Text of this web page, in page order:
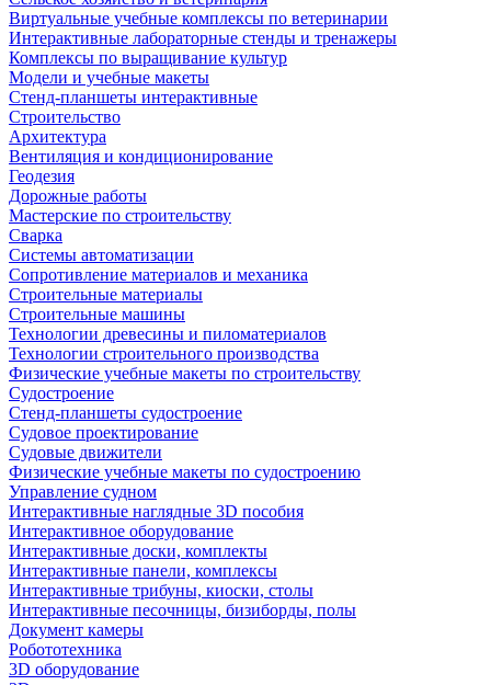
Виртуальные учебные комплексы по ветеринарии
Интерактивные лабораторные стенды и тренажеры
Комплексы по выращивание культур
Модели и учебные макеты
Стенд-планшеты интерактивные
Строительство
Архитектура
Вентиляция и кондиционирование
Геодезия
Дорожные работы
Мастерские по строительству
Сварка
Системы автоматизации
Сопротивление материалов и механика
Строительные материалы
Строительные машины
Технологии древесины и пиломатериалов
Технологии строительного производства
Физические учебные макеты по строительству
Судостроение
Стенд-планшеты судостроение
Судовое проектирование
Судовые движители
Физические учебные макеты по судостроению
Управление судном
Интерактивные наглядные 3D пособия
Интерактивное оборудование
Интерактивные доски, комплекты
Интерактивные панели, комплексы
Интерактивные трибуны, киоски, столы
Интерактивные песочницы, бизиборды, полы
Документ камеры
Робототехника
3D оборудование